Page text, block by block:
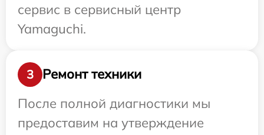
сервис в сервисный центр
Yamaguchi.
3
Ремонт техники
После полной диагностики мы
предоставим на утверждение